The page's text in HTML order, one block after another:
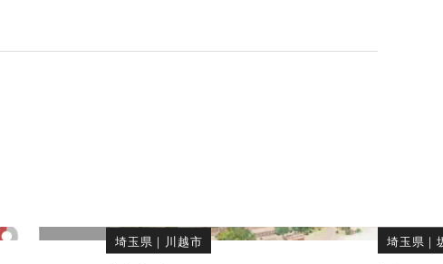
埼玉県 ｜ 川越市
埼玉県 ｜